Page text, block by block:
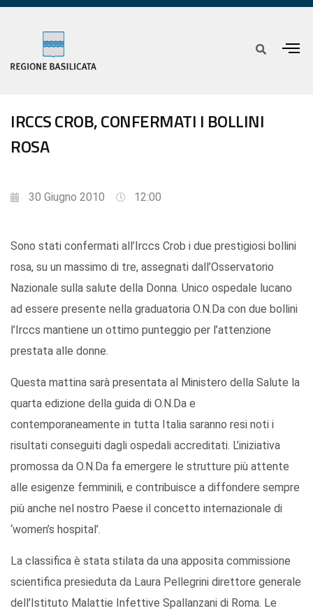
IRCCS CROB, CONFERMATI I BOLLINI
ROSA
30 Giugno 2010 12:00
Sono stati confermati all’Irccs Crob i due prestigiosi bollini
rosa, su un massimo di tre, assegnati dall’Osservatorio
Nazionale sulla salute della Donna. Unico ospedale lucano
ad essere presente nella graduatoria O.N.Da con due bollini
l’Irccs mantiene un ottimo punteggio per l’attenzione
prestata alle donne.
Questa mattina sarà presentata al Ministero della Salute la
quarta edizione della guida di O.N.Da e
contemporaneamente in tutta Italia saranno resi noti i
risultati conseguiti dagli ospedali accreditati. L’iniziativa
promossa da O.N.Da fa emergere le strutture più attente
alle esigenze femminili, e contribuisce a diffondere sempre
più anche nel nostro Paese il concetto internazionale di
‘women’s hospital’.
La classifica è stata stilata da una apposita commissione
scientifica presieduta da Laura Pellegrini direttore generale
dell’Istituto Malattie Infettive Spallanzani di Roma. Le